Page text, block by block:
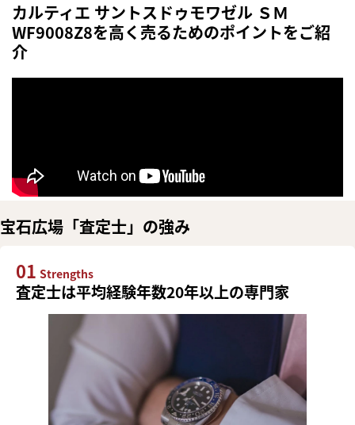
カルティエ サントスドゥモワゼル ＳＭ
WF9008Z8を高く売るためのポイントをご紹
介
宝石広場「査定士」の強み
01 Strengths
査定士は平均経験年数20年以上の専門家